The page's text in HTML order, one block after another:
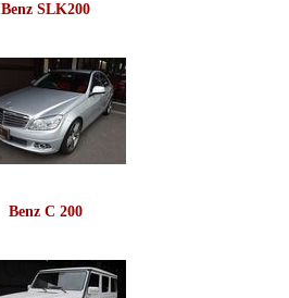
Benz SLK200
Benz C 200